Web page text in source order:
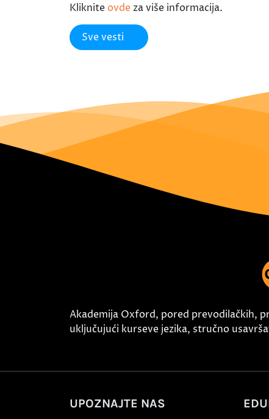
Kliknite ovde za više informacija.
Sve vesti
Akademija Oxford, pored prevodilačkih,
uključujući kurseve jezika, stručno
UPOZNAJTE NAS